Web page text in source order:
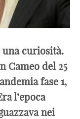
curiosità.
Cameo del 25
fase 1,
l’epoca
nei